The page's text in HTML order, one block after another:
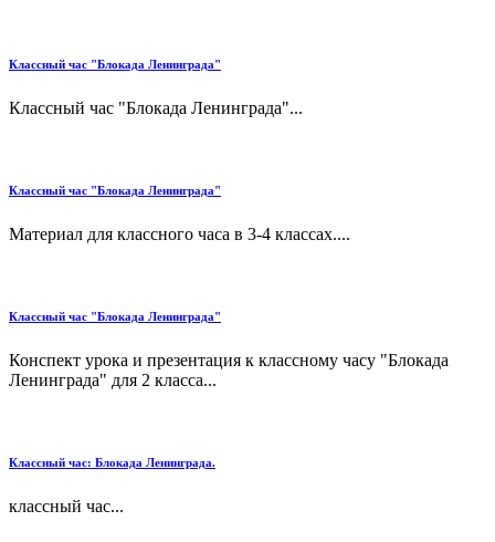
Классный час "Блокада Ленинграда"
Классный час "Блокада Ленинграда"...
Классный час "Блокада Ленинграда"
Материал для классного часа в 3-4 классах....
Классный час "Блокада Ленинграда"
Конспект урока и презентация к классному часу "Блокада
Ленинграда" для 2 класса...
Классный час: Блокада Ленинграда.
классный час...